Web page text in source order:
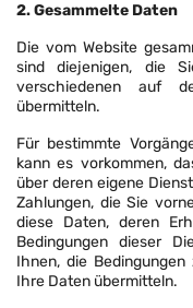
2. Gesammelte Daten
Die vom Website
sind diejenigen, die
verschiedenen auf
übermitteln.
Für bestimmte
kann es vorkommen,
über deren eigene
Zahlungen, die Sie
diese Daten, deren
Bedingungen dieser
Ihnen, die
Ihre Daten übermitteln.